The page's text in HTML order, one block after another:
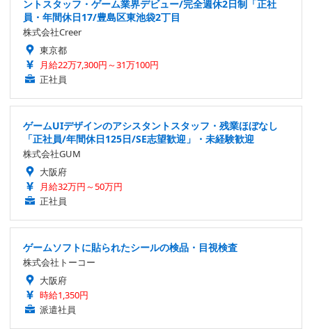
ントスタッフ・ゲーム業界デビュー/完全週休2日制「正社
員・年間休日17/豊島区東池袋2丁目
株式会社Creer
東京都
月給22万7,300円～31万100円
正社員
ゲームUIデザインのアシスタントスタッフ・残業ほぼなし
「正社員/年間休日125日/SE志望歓迎」・未経験歓迎
株式会社GUM
大阪府
月給32万円～50万円
正社員
ゲームソフトに貼られたシールの検品・目視検査
株式会社トーコー
大阪府
時給1,350円
派遣社員